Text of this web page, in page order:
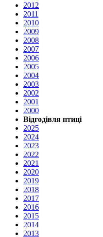
2012
2011
2010
2009
2008
2007
2006
2005
2004
2003
2002
2001
2000
Відгодівля птиці
2025
2024
2023
2022
2021
2020
2019
2018
2017
2016
2015
2014
2013